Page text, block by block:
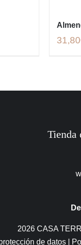
Tienda
2026 CASA
de datos|